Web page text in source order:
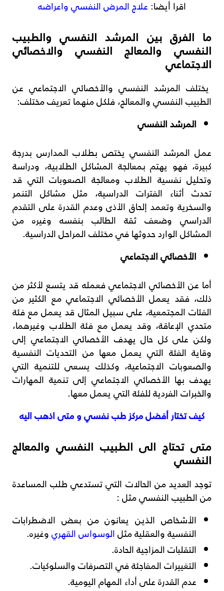
اقرا أيضا: علاج المرض النفسي واعراضه
ما الفرق بين المرشد النفسي والطبيب
النفسي والمعالج النفسي والاخصائي
الاجتماعي
يختلف المرشد النفسي والأخصائي الاجتماعي عن
الطبيب النفسي والمعالج، فلكل منهما تعريف مختلف:
المرشد النفسي
عمل المرشد النفسي يختص بطلاب المدارس بدرجة
كبيرة، فهو يهتم بمعالجة المشاكل الطلابية، ودراسة
وتحليل نفسية الطلاب ومعالجة الصعوبات التي قد
تحدث أثناء الفترات الدراسية، مثل مشاكل التنمر
والسخرية وتعمد إلحاق الأذى وعدم القدرة على التقدم
الدراسي وضعف ثقة الطالب بنفسه وغيره من
المشاكل الوارد حدوثها في مختلف المراحل الدراسية.
الأخصائي الاجتماعي
أما عن الأخصائي الاجتماعي فعمله قد يتسع لأكثر من
ذلك، فقد يعمل الأخصائي الاجتماعي مع الكثير من
الفئات المجتمعية، على سبيل المثال قد يعمل مع فئة
متحدي الإعاقة، وقد يعمل مع فئة الطلاب وغيرهما،
ولكن على كل حال يهدف الأخصائي الاجتماعي إلى
وقاية الفئة التي يعمل معها من التحديات النفسية
والصعوبات الاجتماعية، وكذلك يسعى للتنمية التي
يهدف بها الأخصائي الاجتماعي إلى تنمية المهارات
والخبرات الفردية للفئة التي يعمل معها.
كيف تختار أفضل مركز طب نفسي و متى اذهب اليه
متى تحتاج الى الطبيب النفسي والمعالج
النفسي
توجد العديد من الحالات التي تستدعي طلب المساعدة
من الطبيب النفسي مثل :
الأشخاص الذين يعانون من بعض الاضطرابات
النفسية والعقلية مثلالوسواس القهريوغيره.
التقلبات المزاجية الحادة.
التغييرات المفاجئة في التصرفات والسلوكيات.
عدم القدرة على أداء المهام اليومية.